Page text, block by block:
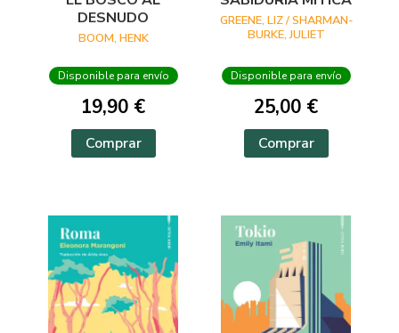
DESNUDO
BOOM, HENK
Disponible para envío
19,90 €
Comprar
GREENE, LIZ / SHARMAN-
BURKE, JULIET
Disponible para envío
25,00 €
Comprar